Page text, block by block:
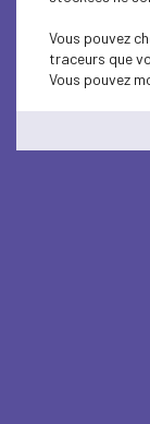
Vous pouvez
traceurs que
Vous pouvez